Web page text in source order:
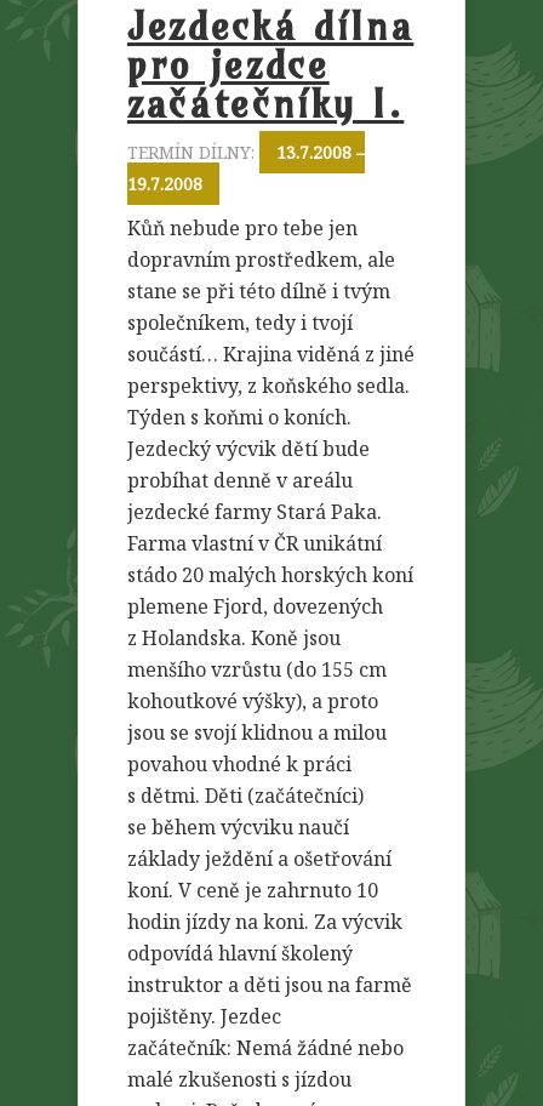
Jezdecká dílna
pro jezdce
začátečníky I.
TERMÍN DÍLNY:
13.7.2008 –
19.7.2008
Kůň nebude pro tebe jen
dopravním prostředkem, ale
stane se při této dílně i tvým
společníkem, tedy i tvojí
součástí… Krajina viděná z jiné
perspektivy, z koňského sedla.
Týden s koňmi o koních.
Jezdecký výcvik dětí bude
probíhat denně v areálu
jezdecké farmy Stará Paka.
Farma vlastní v ČR unikátní
stádo 20 malých horských koní
plemene Fjord, dovezených
z Holandska. Koně jsou
menšího vzrůstu (do 155 cm
kohoutkové výšky), a proto
jsou se svojí klidnou a milou
povahou vhodné k práci
s dětmi. Děti (začátečníci)
se během výcviku naučí
základy ježdění a ošetřování
koní. V ceně je zahrnuto 10
hodin jízdy na koni. Za výcvik
odpovídá hlavní školený
instruktor a děti jsou na farmě
pojištěny. Jezdec
začátečník: Nemá žádné nebo
malé zkušenosti s jízdou